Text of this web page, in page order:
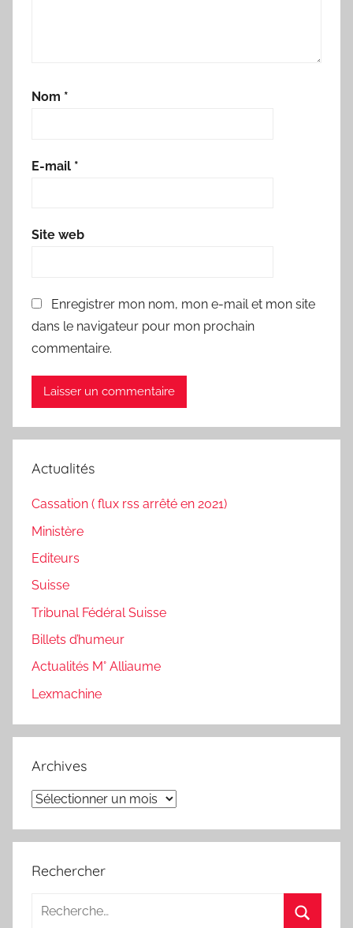
Nom *
E-mail *
Site web
Enregistrer mon nom, mon e-mail et mon site
dans le navigateur pour mon prochain
commentaire.
Actualités
Cassation ( flux rss arrêté en 2021)
Ministère
Editeurs
Suisse
Tribunal Fédéral Suisse
Billets d’humeur
Actualités M° Alliaume
Lexmachine
Archives
Archives
Rechercher
Recherche